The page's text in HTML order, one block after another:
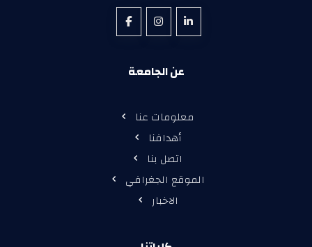
عن الجامعة
معلومات عنا
أهدافنا
اتصل بنا
الموقع الجغرافي
الاخبار